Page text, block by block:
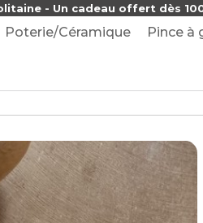
- Un cadeau offert dès
Poterie/Céramique Pince à